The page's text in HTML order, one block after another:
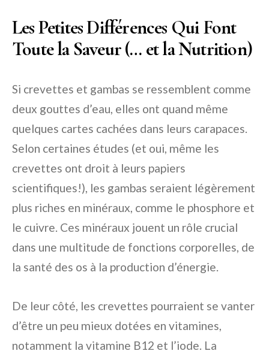
Les Petites Différences Qui Font
Toute la Saveur (… et la Nutrition)
Si crevettes et gambas se ressemblent comme
deux gouttes d’eau, elles ont quand même
quelques cartes cachées dans leurs carapaces.
Selon certaines études (et oui, même les
crevettes ont droit à leurs papiers
scientifiques!), les gambas seraient légèrement
plus riches en minéraux, comme le phosphore et
le cuivre. Ces minéraux jouent un rôle crucial
dans une multitude de fonctions corporelles, de
la santé des os à la production d’énergie.
De leur côté, les crevettes pourraient se vanter
d’être un peu mieux dotées en vitamines,
notamment la vitamine B12 et l’iode. La